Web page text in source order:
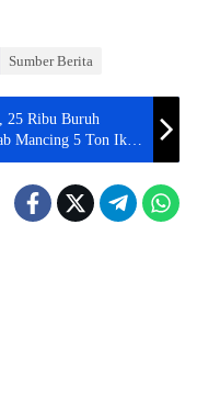
Sumber Berita
25 Ribu Buruh
Mancing 5 Ton Ikan